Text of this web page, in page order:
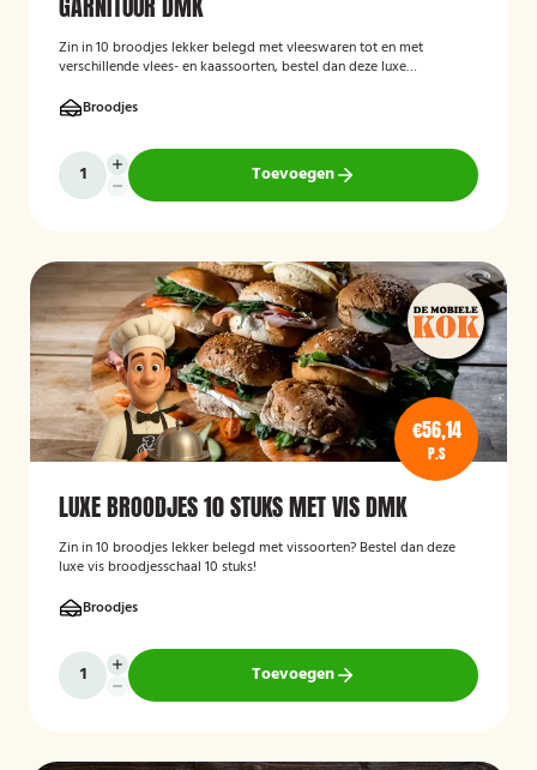
Zin in 10 broodjes lekker belegd met vleeswaren tot en met
verschillende vlees- en kaassoorten, bestel dan deze luxe
Broodjes
Toevoegen
€56,14
P.S
LUXE BROODJES 10 STUKS MET VIS DMK
Zin in 10 broodjes lekker belegd met vissoorten? Bestel dan deze
luxe vis broodjesschaal 10 stuks!
Broodjes
Toevoegen